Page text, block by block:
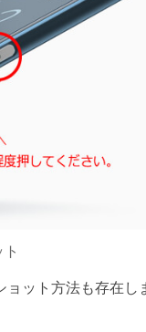
ット方法も存在し